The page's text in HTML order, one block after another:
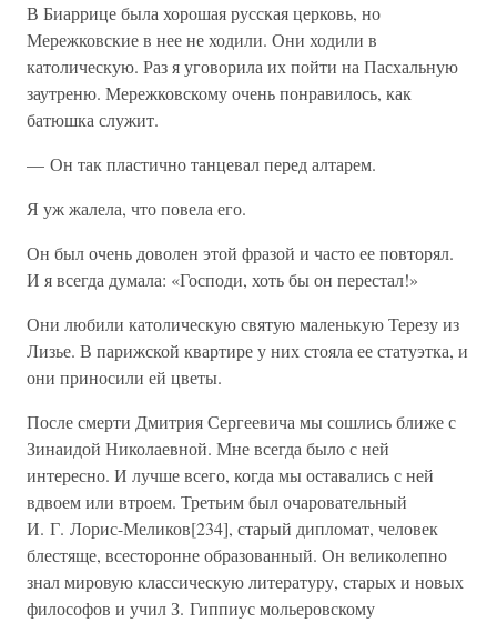
В Биаррице была хорошая русская церковь, но
Мережковские в нее не ходили. Они ходили в
католическую. Раз я уговорила их пойти на Пасхальную
заутреню. Мережковскому очень понравилось, как
батюшка служит.
— Он так пластично танцевал перед алтарем.
Я уж жалела, что повела его.
Он был очень доволен этой фразой и часто ее повторял.
И я всегда думала: «Господи, хоть бы он перестал!»
Они любили католическую святую маленькую Терезу из
Лизье. В парижской квартире у них стояла ее статуэтка, и
они приносили ей цветы.
После смерти Дмитрия Сергеевича мы сошлись ближе с
Зинаидой Николаевной. Мне всегда было с ней
интересно. И лучше всего, когда мы оставались с ней
вдвоем или втроем. Третьим был очаровательный
И. Г. Лорис-Меликов[234], старый дипломат, человек
блестяще, всесторонне образованный. Он великолепно
знал мировую классическую литературу, старых и новых
философов и учил З. Гиппиус мольеровскому